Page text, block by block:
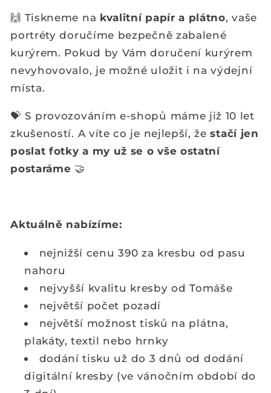
🙌 Tiskneme na kvalitní papír a plátno, vaše
portréty doručíme bezpečně zabalené
kurýrem. Pokud by Vám doručení kurýrem
nevyhovovalo, je možné uložit i na výdejní
místa.
💝 S provozováním e-shopů máme již 10 let
zkušeností. A víte co je nejlepší, žestačí jen
poslat fotky a my už se o vše ostatní
postaráme 🤝
Aktuálně nabízíme:
nejnižší cenu 390 za kresbu od pasu
nahoru
nejvyšší kvalitu kresby od Tomáše
největší počet pozadí
největší možnost tisků na plátna,
plakáty, textil nebo hrnky
dodání tisku už do 3 dnů od dodání
digitální kresby (ve vánočním období do